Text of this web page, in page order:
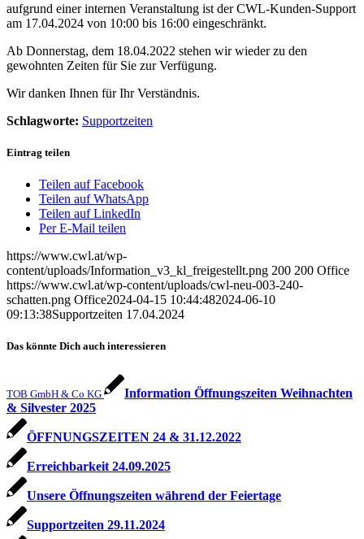
aufgrund einer internen Veranstaltung ist der CWL-Kunden-Support
am 17.04.2024 von 10:00 bis 16:00 eingeschränkt.
Ab Donnerstag, dem 18.04.2022 stehen wir wieder zu den
gewohnten Zeiten für Sie zur Verfügung.
Wir danken Ihnen für Ihr Verständnis.
Schlagworte: Supportzeiten
Eintrag teilen
Teilen auf Facebook
Teilen auf WhatsApp
Teilen auf LinkedIn
Per E-Mail teilen
https://www.cwl.at/wp-
content/uploads/Information_v3_kl_freigestellt.png 200 200 Office
https://www.cwl.at/wp-content/uploads/cwl-neu-003-240-
schatten.png Office2024-04-15 10:44:482024-06-10
09:13:38Supportzeiten 17.04.2024
Das könnte Dich auch interessieren
TOB GmbH & Co KG
Information Öffnungszeiten Weihnachten
& Silvester 2025
ÖFFNUNGSZEITEN 24 & 31.12.2022
Erreichbarkeit 24.09.2025
Unsere Öffnungszeiten während der Feiertage
Supportzeiten 29.11.2024